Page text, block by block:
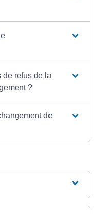
de refus de la
?
de